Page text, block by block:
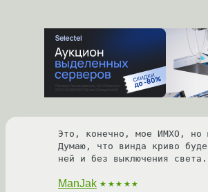
Это, конечно, мое ИМХО, но
Думаю, что винда криво
ManJak ★★★★★